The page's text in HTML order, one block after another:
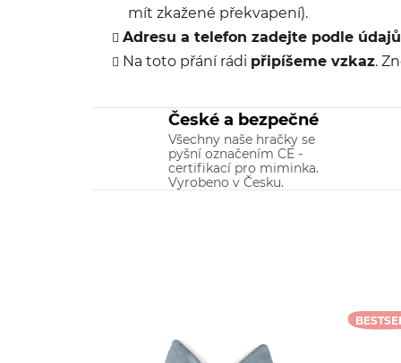
mít zkažené překvapení).
Adresu a telefon zadejte podle
Na toto přání rádi připíšeme vzkaz.
České a bezpečné
Všechny naše hračky se
pyšní označením CE -
certifikací pro miminka.
Vyrobeno v Česku.